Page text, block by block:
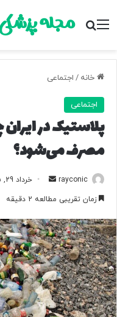
مجله منو جستجو برای
خانه / اجتماعی
اجتماعی
پلاستیک در
مصرف می‌شود؟
rayconic
ر
ا
ل
ب
ه
ا
ی
م
خرداد 29, 1405
زمان تقریبی مطالعه 2 دقیقه